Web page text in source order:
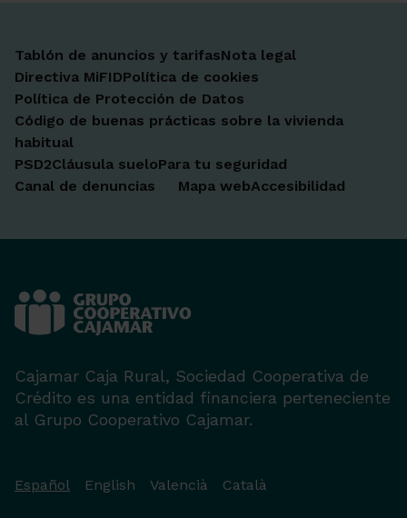
Tablón de anuncios y tarifasNota legal
Directiva MiFIDPolítica de cookies
Política de Protección de Datos
Código de buenas prácticas sobre la vivienda
habitual
PSD2Cláusula sueloPara tu seguridad
Canal de denuncias
Mapa webAccesibilidad
Cajamar Caja Rural, Sociedad Cooperativa de
Crédito es una entidad financiera perteneciente
al Grupo Cooperativo Cajamar.
Español English Valencià Català